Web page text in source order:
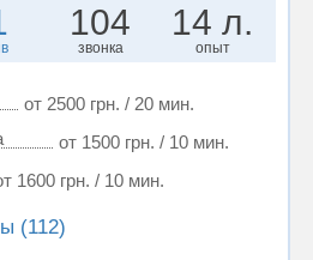
104
звонка
14 л.
опыт
от 2500 грн. / 20 мин.
от 1500 грн. / 10 мин.
1600 грн. / 10 мин.
(112)